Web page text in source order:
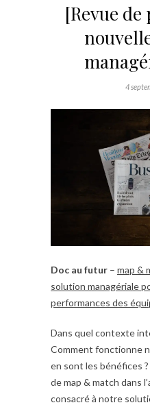
[Revue de
4
Doc au futur – map &
solution managériale
performances des
Dans quel contexte
Comment fonctionne
en sont les bénéfices
de map & match dans
consacré à notre